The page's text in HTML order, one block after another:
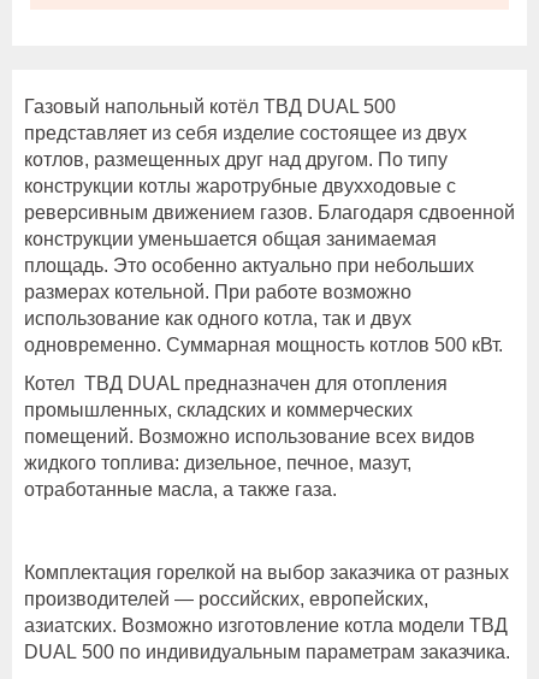
Газовый напольный котёл ТВД DUAL 500
представляет из себя изделие состоящее из двух
котлов, размещенных друг над другом. По типу
конструкции котлы жаротрубные двухходовые с
реверсивным движением газов. Благодаря сдвоенной
конструкции уменьшается общая занимаемая
площадь. Это особенно актуально при небольших
размерах котельной. При работе возможно
использование как одного котла, так и двух
одновременно. Суммарная мощность котлов 500 кВт.
Котел ТВД DUAL предназначен для отопления
промышленных, складских и коммерческих
помещений. Возможно использование всех видов
жидкого топлива: дизельное, печное, мазут,
отработанные масла, а также газа.
Комплектация горелкой на выбор заказчика от разных
производителей — российских, европейских,
азиатских. Возможно изготовление котла модели ТВД
DUAL 500 по индивидуальным параметрам заказчика.